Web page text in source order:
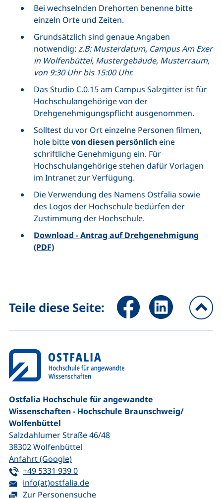
Bei wechselnden Drehorten benenne bitte
einzeln Orte und Zeiten.
Grundsätzlich sind genaue Angaben
notwendig: z.B: Musterdatum, Campus Am Exer
in Wolfenbüttel, Mustergebäude, Musterraum,
von 9:30 Uhr bis 15:00 Uhr.
Das Studio C.0.15 am Campus Salzgitter ist für
Hochschulangehörige von der
Drehgenehmigungspflicht ausgenommen.
Solltest du vor Ort einzelne Personen filmen,
hole bittevon diesen persönlicheine
schriftliche Genehmigung ein. Für
Hochschulangehörige stehen dafür Vorlagen
im Intranet zur Verfügung.
Die Verwendung des Namens Ostfalia sowie
des Logos der Hochschule bedürfen der
Zustimmung der Hochschule.
Download - Antrag auf Drehgenehmigung
(PDF)
Teile diese Seite: Seite über Facebook teilen
Seite über
Ostfalia Hochschule für angewandte
Wissenschaften - Hochschule Braunschweig/​
Wolfenbüttel
Salzdahlumer Straße 46/48
38302Wolfenbüttel
Anfahrt (Google)(externer Link, öffnet neues Fenster)
Tel:
+49 5331 939 0(startet einen Telefonanruf, wenn Ihr
E-Mail:
info(at)ostfalia.de(öffnet Ihr E-Mail-Programm)
Zur Personensuche